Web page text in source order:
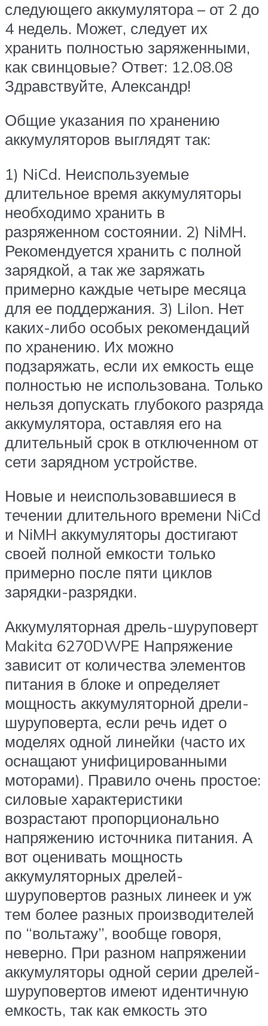
следующего аккумулятора – от 2 до
4 недель. Может, следует их
хранить полностью заряженными,
как свинцовые? Ответ: 12.08.08
Здравствуйте, Александр!
Общие указания по хранению
аккумуляторов выглядят так:
1) NiCd. Неиспользуемые
длительное время аккумуляторы
необходимо хранить в
разряженном состоянии. 2) NiMH.
Рекомендуется хранить с полной
зарядкой, а так же заряжать
примерно каждые четыре месяца
для ее поддержания. 3) LiIon. Нет
каких-либо особых рекомендаций
по хранению. Их можно
подзаряжать, если их емкость еще
полностью не использована. Только
нельзя допускать глубокого разряда
аккумулятора, оставляя его на
длительный срок в отключенном от
сети зарядном устройстве.
Новые и неиспользовавшиеся в
течении длительного времени NiCd
и NiMH аккумуляторы достигают
своей полной емкости только
примерно после пяти циклов
зарядки-разрядки.
Аккумуляторная дрель-шуруповерт
Makita 6270DWPE Напряжение
зависит от количества элементов
питания в блоке и определяет
мощность аккумуляторной дрели-
шуруповерта, если речь идет о
моделях одной линейки (часто их
оснащают унифицированными
моторами). Правило очень простое:
силовые характеристики
возрастают пропорционально
напряжению источника питания. А
вот оценивать мощность
аккумуляторных дрелей-
шуруповертов разных линеек и уж
тем более разных производителей
по “вольтажу”, вообще говоря,
неверно. При разном напряжении
аккумуляторы одной серии дрелей-
шуруповертов имеют идентичную
емкость, так как емкость это